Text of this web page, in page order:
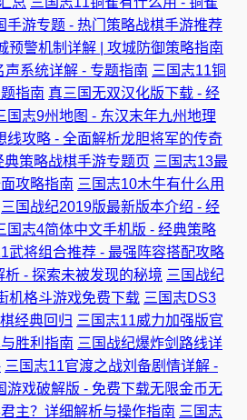
手游专题 - 热门策略战棋手游推荐
预警机制详解 | 攻城防御策略指南
系统详解 - 专题指南 三国志11铜
指南 真三国无双汉化版下载 - 经
国志9州地图 - 东汉末年九州地理
线攻略 - 全面解析龙胆将军的传奇
典策略战棋手游专题页 三国志13最
攻略指南 三国志10木牛有什么用
三国战纪2019版最新版本介绍 - 经
国志4简体中文手机版 - 经典策略
武将组合推荐 - 最强阵容搭配攻略
- 探索未被发现的秘境 三国战纪
机格斗游戏免费下载 三国志DS3
经典回归 三国志11威力加强版官
胜利指南 三国战纪爆炸剑路线详
三国志11官渡之战刘备剧情详解 -
游戏破解版 - 免费下载无限金币无
主？详细解析与操作指南 三国志